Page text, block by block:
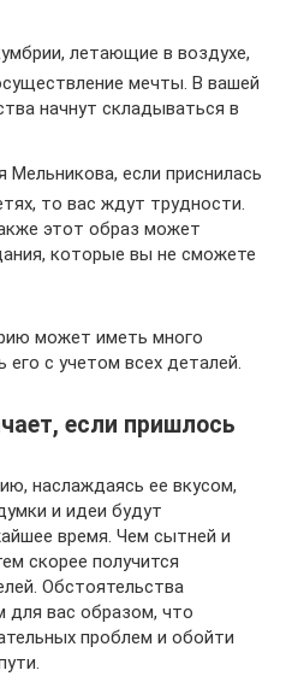
летающие в воздухе,
мечты. В вашей
начнут складываться в
Мельникова, если приснилась
то вас ждут трудности.
этот образ может
которые вы не сможете
может иметь много
его с учетом всех деталей.
если пришлось
наслаждаясь ее вкусом,
и идеи будут
время. Чем сытней и
скорее получится
Обстоятельства
вас образом, что
проблем и обойти